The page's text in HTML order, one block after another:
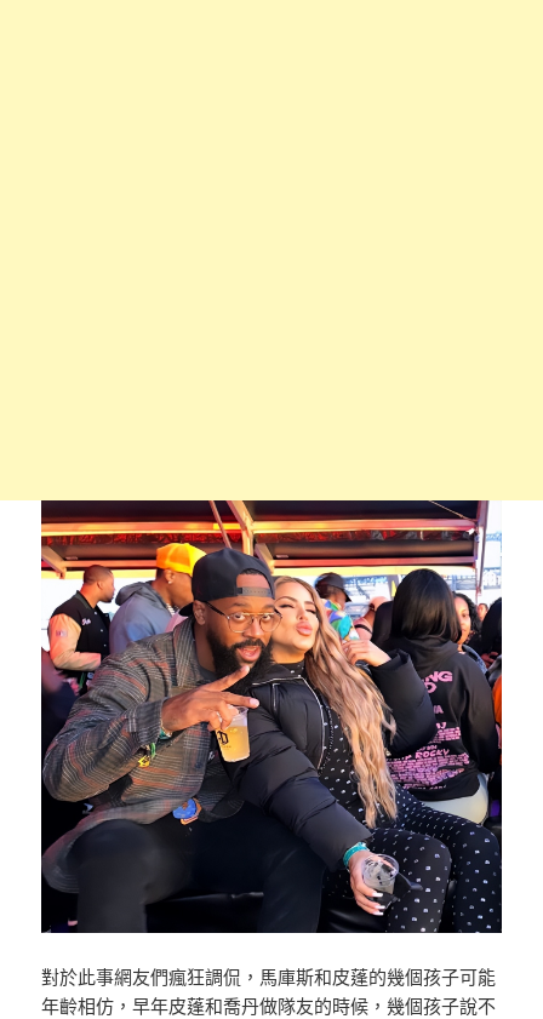
對於此事網友們瘋狂調侃，馬庫斯和皮蓬的幾個孩子可能
年齡相仿，早年皮蓬和喬丹做隊友的時候，幾個孩子說不